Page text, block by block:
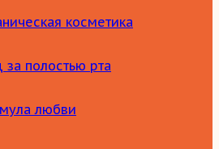
косметика
за полостью рта
любви